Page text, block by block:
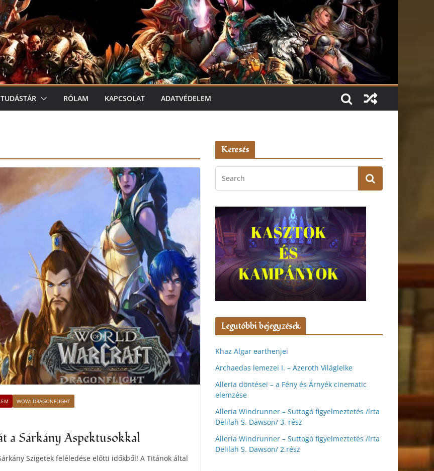
TUDÁSTÁR RÓLAM KAPCSOLAT ADATVÉDELEM
WOW: DRAGONFLIGHT
a Sárkány Aspektusokkal
Szigetek feléledése előtti időkből! A Titánok által
Keresés
Legutóbbi bejegyzések
Khaz Algar earthenjei
Archaedas lemezei I. – Azeroth Világlelke
Alleria döntései – a Fény és Árnyék cinematic
elemzése
Alleria Windrunner – Suttogó figyelmeztetés /írta
Delilah S. Dawson/ 3. rész
Alleria Windrunner – Suttogó figyelmeztetés /írta
Delilah S. Dawson/ 2.rész